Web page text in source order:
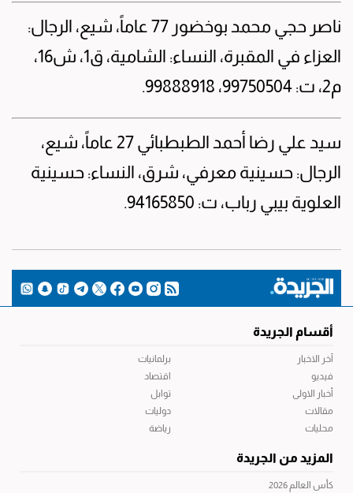
ناصر حجي محمد بوخضور 77 عاماً، شيع، الرجال:
العزاء في المقبرة، النساء: الشامية، ق1، ش16،
م2، ت: 99750504، 99888918.
سيد علي رضا أحمد الطبطبائي 27 عاماً، شيع،
الرجال: حسينية معرفي، شرق، النساء: حسينية
العلوية بيبي رباب، ت: 94165850.
أقسام الجريدة
آخر الاخبار
فيديو
أخبار الاولى
مقالات
محليات
برلمانيات
اقتصاد
توابل
دوليات
رياضة
المزيد من الجريدة
كأس العالم 2026